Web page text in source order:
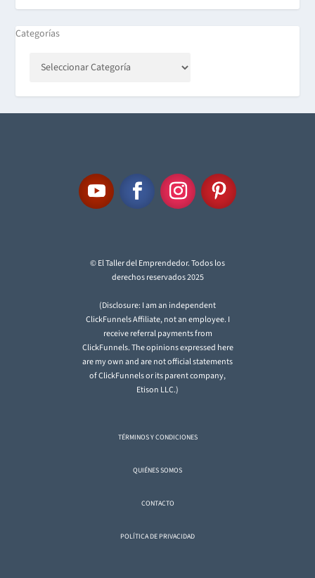
Categorías
© El Taller del Emprendedor. Todos los
derechos reservados 2025
(Disclosure: I am an independent
ClickFunnels Affiliate, not an employee. I
receive referral payments from
ClickFunnels. The opinions expressed here
are my own and are not official statements
of ClickFunnels or its parent company,
Etison LLC.)
TÉRMINOS Y CONDICIONES
QUIÉNES SOMOS
CONTACTO
POLÍTICA DE PRIVACIDAD